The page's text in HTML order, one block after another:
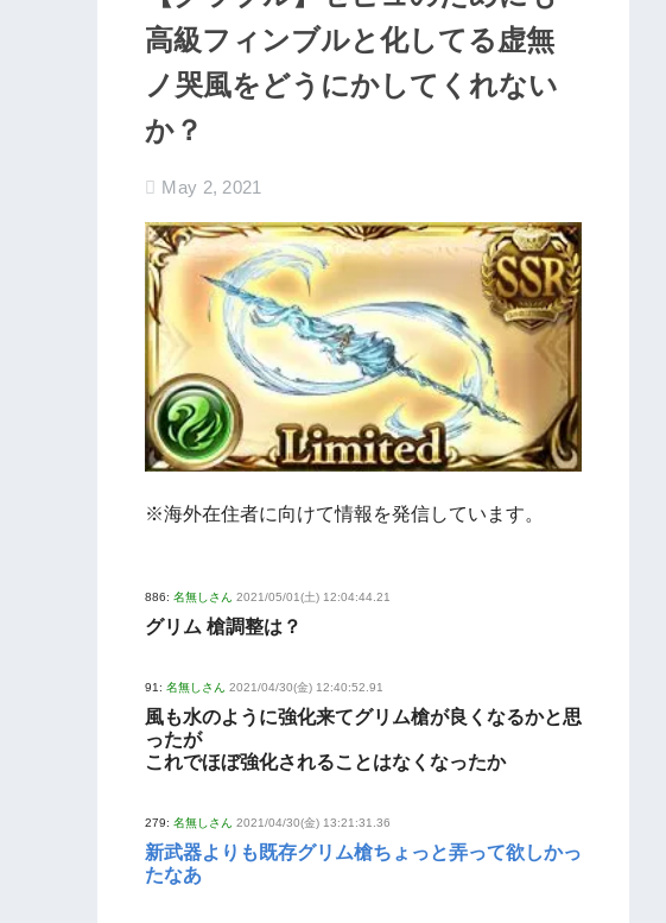
高級フィンブルと化してる虚無
ノ哭風をどうにかしてくれない
か？
May 2, 2021
※海外在住者に向けて情報を発信しています。
886: 名無しさん 2021/05/01(土) 12:04:44.21
グリム 槍調整は？
91: 名無しさん 2021/04/30(金) 12:40:52.91
風も水のように強化来てグリム槍が良くなるかと思
ったが
これでほぼ強化されることはなくなったか
279: 名無しさん 2021/04/30(金) 13:21:31.36
新武器よりも既存グリム槍ちょっと弄って欲しかっ
たなあ